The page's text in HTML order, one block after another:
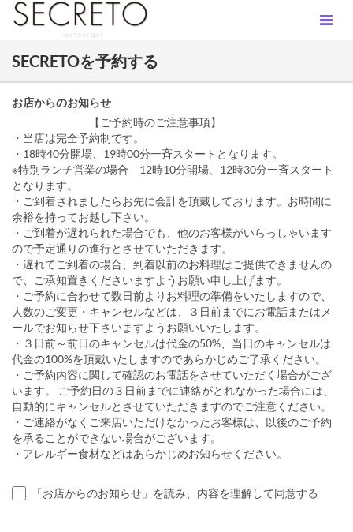
SECRETOを予約する
お店からのお知らせ
【ご予約時のご注意事項】
・当店は完全予約制です。
・18時40分開場、19時00分一斉スタートとなります。
※特別ランチ営業の場合 12時10分開場、12時30分一斉スタート
となります。
・ご到着されましたらお先に会計を頂戴しております。お時間に
余裕を持ってお越し下さい。
・ご到着が遅れられた場合でも、他のお客様がいらっしゃいます
ので予定通りの進行とさせていただきます。
・遅れてご到着の場合、到着以前のお料理はご提供できませんの
で、ご承知置きくださいますようお願い申し上げます。
・ご予約に合わせて数日前よりお料理の準備をいたしますので、
人数のご変更・キャンセルなどは、３日前までにお電話またはメ
ールでお知らせ下さいますようお願いいたします。
・３日前～前日のキャンセルは代金の50%、当日のキャンセルは
代金の100%を頂戴いたしますのであらかじめご了承ください。
・ご予約内容に関して確認のお電話をさせていただく場合がござ
います。 ご予約日の３日前までに連絡がとれなかった場合には、
自動的にキャンセルとさせていただきますのでご注意ください。
・ご連絡がなくご来店いただけなかったお客様は、以後のご予約
を承ることができない場合がございます。
・アレルギー食材などはあらかじめお知らせください。
「お店からのお知らせ」を読み、内容を理解して同意する